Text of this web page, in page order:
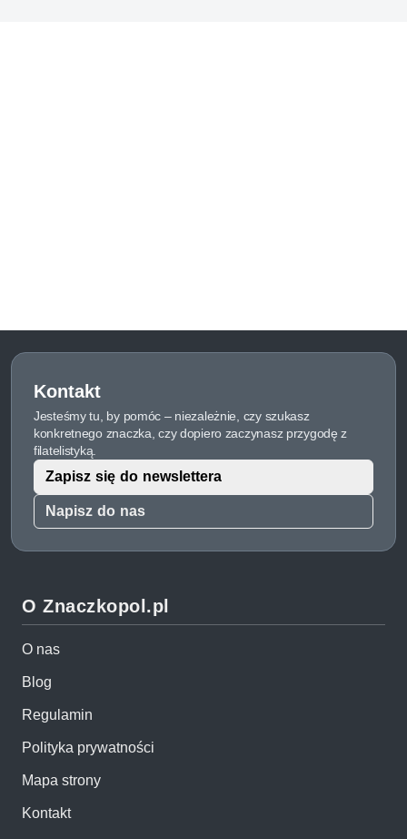
Kontakt
Jesteśmy tu, by pomóc – niezależnie, czy szukasz
konkretnego znaczka, czy dopiero zaczynasz przygodę z
filatelistyką.
Napisz do nas
Zapisz się do newslettera
O Znaczkopol.pl
O nas
Blog
Regulamin
Polityka prywatności
Mapa strony
Kontakt